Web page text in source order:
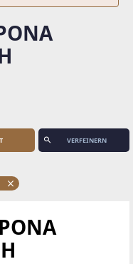
VERFEINERN